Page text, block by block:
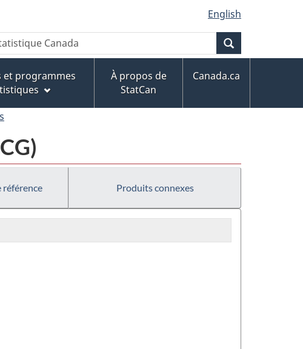
English
et programmes
À propos de
StatCan
Canada.ca
référence Produits connexes